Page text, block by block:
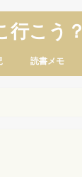
行こう？
読書メモ